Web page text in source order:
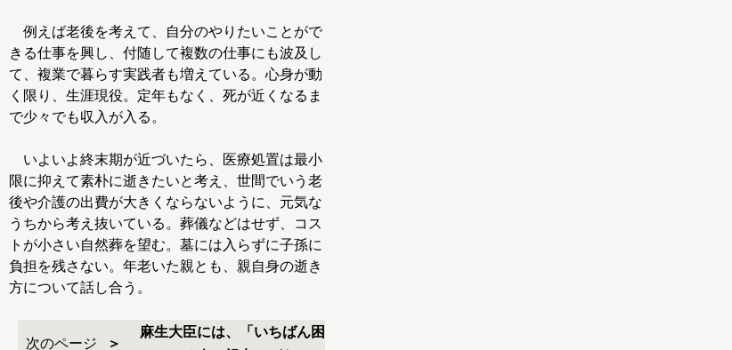
例えば老後を考えて、自分のやりたいことがで
きる仕事を興し、付随して複数の仕事にも波及し
て、複業で暮らす実践者も増えている。心身が動
く限り、生涯現役。定年もなく、死が近くなるま
で少々でも収入が入る。
いよいよ終末期が近づいたら、医療処置は最小
限に抑えて素朴に逝きたいと考え、世間でいう老
後や介護の出費が大きくならないように、元気な
うちから考え抜いている。葬儀などはせず、コス
トが小さい自然葬を望む。墓には入らずに子孫に
負担を残さない。年老いた親とも、親自身の逝き
方について話し合う。
次のページ
麻生大臣には、「いちばん困